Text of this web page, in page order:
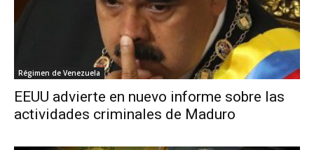
Régimen de Venezuela
EEUU advierte en nuevo informe sobre las
actividades criminales de Maduro